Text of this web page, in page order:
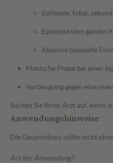
Epilepsie, fokal,
Epilepsie (den ganzen
Absence (spezielle
Manische Phase bei einer
Vorbeugung gegen eine
Suchen Sie Ihren Arzt auf, wenn
Anwendungshinweise
Die Gesamtdosis sollte nicht
Art der Anwendung?